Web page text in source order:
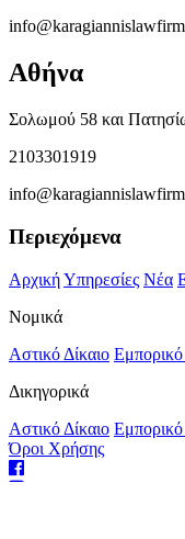
Αθήνα
Σολωμού 58 και
2103301919
Περιεχόμενα
ΑρχικήΥπηρεσίες Νέα
Νομικά
Αστικό Δίκαιο Εμπορικό
Δικηγορικά
Αστικό Δίκαιο Εμπορικό
Όροι Χρήσης